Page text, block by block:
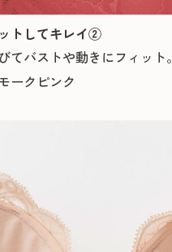
トしてキレイ②
てバストや動きにフィット。
ークピンク